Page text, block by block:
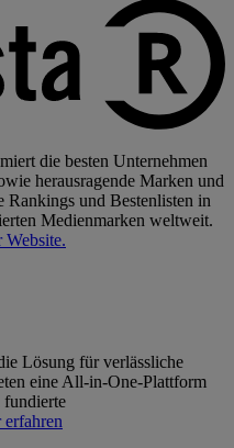
die besten Unternehmen
herausragende Marken und
und Bestenlisten in
Medienmarken weltweit.
Website.
Lösung für verlässliche
eine All-in-One-Plattform
fundierte